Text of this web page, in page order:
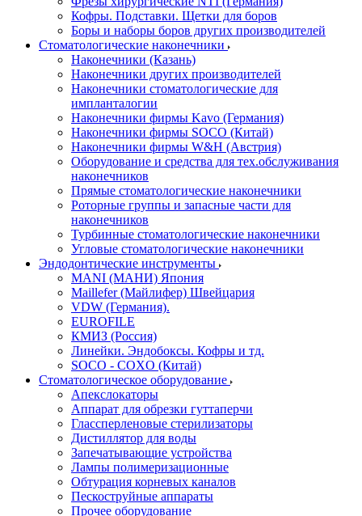
Кофры. Подставки. Щетки для боров
Боры и наборы боров других производителей
Стоматологические наконечники
Наконечники (Казань)
Наконечники других производителей
Наконечники стоматологические для
импланталогии
Наконечники фирмы Kavo (Германия)
Наконечники фирмы SOCO (Китай)
Наконечники фирмы W&H (Австрия)
Оборудование и средства для тех.обслуживания
наконечников
Прямые стоматологические наконечники
Роторные группы и запасные части для
наконечников
Турбинные стоматологические наконечники
Угловые стоматологические наконечники
Эндодонтические инструменты
MANI (МАНИ) Япония
Maillefer (Майлифер) Швейцария
VDW (Германия).
EUROFILE
КМИЗ (Россия)
Линейки. Эндобоксы. Кофры и тд.
SOCO - COXO (Китай)
Стоматологическое оборудование
Апекслокаторы
Аппарат для обрезки гуттаперчи
Глассперленовые стерилизаторы
Дистиллятор для воды
Запечатывающие устройства
Лампы полимеризационные
Обтурация корневых каналов
Пескоструйные аппараты
Прочее оборудование